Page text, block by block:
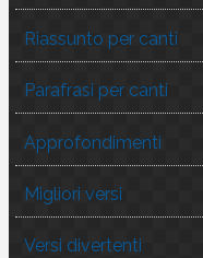
Riassunto per canti
Parafrasi per canti
Approfondimenti
Migliori versi
Versi divertenti